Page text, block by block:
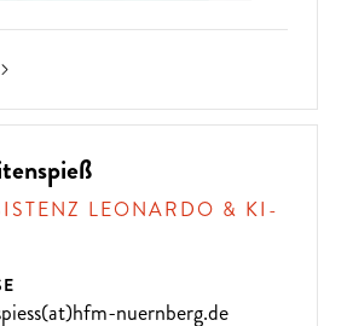
LEONARDO & KI-
nuernberg.de